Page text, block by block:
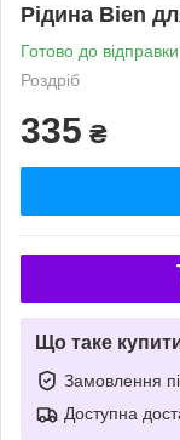
Рідина Bien
Готово до відправки
Роздріб
335 ₴
Що таке
Замовлення
Доступна